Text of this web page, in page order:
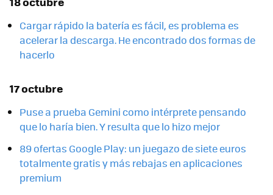
Cargar rápido la batería es fácil, es problema es
acelerar la descarga. He encontrado dos formas de
hacerlo
17 octubre
Puse a prueba Gemini como intérprete pensando
que lo haría bien. Y resulta que lo hizo mejor
89 ofertas Google Play: un juegazo de siete euros
totalmente gratis y más rebajas en aplicaciones
premium